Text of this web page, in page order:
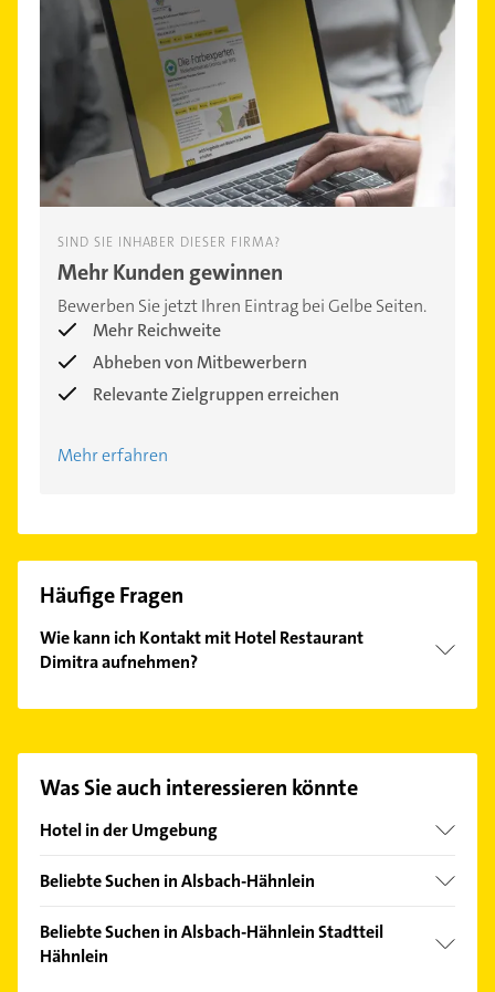
SIND SIE INHABER DIESER FIRMA?
Mehr Kunden gewinnen
Bewerben Sie jetzt Ihren Eintrag bei Gelbe Seiten.
Mehr Reichweite
Abheben von Mitbewerbern
Relevante Zielgruppen erreichen
Mehr erfahren
Häufige Fragen
Wie kann ich Kontakt mit Hotel Restaurant
Dimitra aufnehmen?
finden Sie alleKontaktdaten.
Was Sie auch interessieren könnte
Hotel in der Umgebung
Gernsheim
Bensheim
Pfungstadt
Beliebte Suchen in Alsbach-Hähnlein
Maler
Schreiner
Beliebte Suchen in Alsbach-Hähnlein Stadtteil
Hähnlein